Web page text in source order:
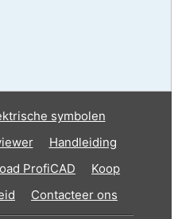
symbolen
Handleiding
ProfiCAD
Koop
Contacteer ons